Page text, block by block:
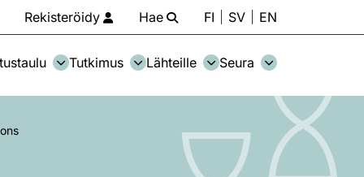
Rekisteröidy Hae FI SV EN
Tutkimus Lähteille Seura